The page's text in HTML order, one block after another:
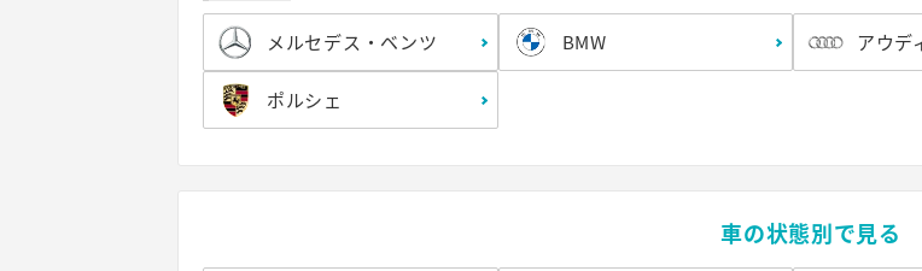
メルセデス・ベンツ BMW アウデ
ポルシェ
車の状態別で見る